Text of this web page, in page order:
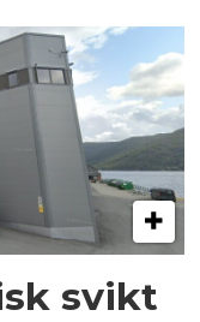
svikt